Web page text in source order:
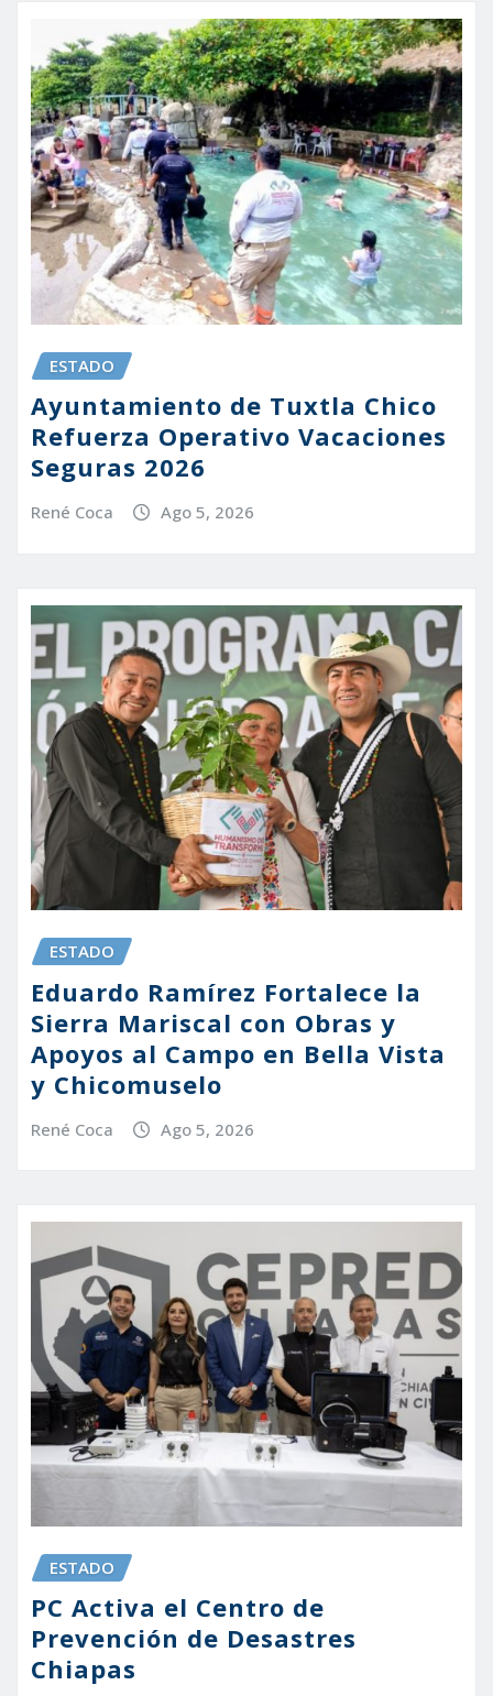
ESTADO
Ayuntamiento de Tuxtla Chico
Refuerza Operativo Vacaciones
Seguras 2026
René Coca Ago 5, 2026
ESTADO
Eduardo Ramírez Fortalece la
Sierra Mariscal con Obras y
Apoyos al Campo en Bella Vista
y Chicomuselo
René Coca Ago 5, 2026
ESTADO
PC Activa el Centro de
Prevención de Desastres
Chiapas